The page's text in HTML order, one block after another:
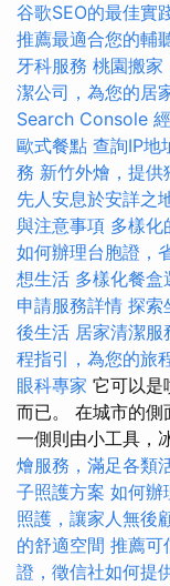
谷歌SEO的最佳實
推薦最適合您的輔
牙科服務 桃園搬家
潔公司，為您的居
Search Console
歐式餐點 查詢IP地
務 新竹外燴，提
先人安息於安詳之
與注意事項 多樣化
如何辦理台胞證，
想生活 多樣化餐盒
申請服務詳情 探索
後生活 居家清潔
程指引，為您的旅
眼科專家 它可以是
而已。 在城市的側
一側則由小工具，
燴服務，滿足各類
子照護方案 如何辦
照護，讓家人無後
的舒適空間 推薦可
證，徵信社如何提